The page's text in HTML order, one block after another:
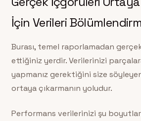
İçin Verileri
Burası, temel raporlamadan
ettiğiniz yerdir. Verilerinizi
yapmanız gerektiğini size
ortaya çıkarmanın yoludur.
Performans verilerinizi şu